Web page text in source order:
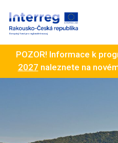
POZOR! Informace k
2027 naleznete na